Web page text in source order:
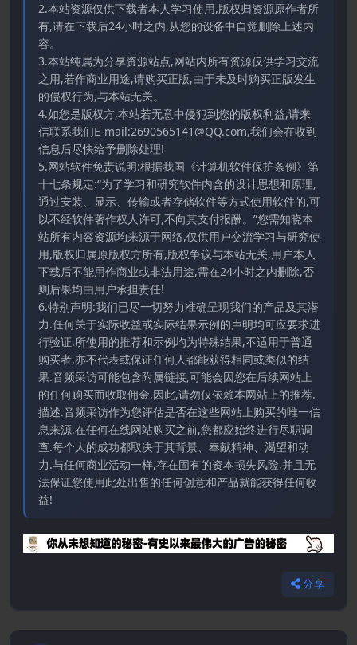
2.本站资源仅供下载者本人学习使用,版权归资源原作者所
有,请在下载后24小时之内,从您的设备中自觉删除上述内
容。
3.本站纯属为分享资源站点,网站内所有资源仅供学习交流
之用,若作商业用途,请购买正版,由于未及时购买正版发生
的侵权行为,与本站无关。
4.如您是版权方,本站若无意中侵犯到您的版权利益,请来
信联系我们E-mail:2690565141@QQ.com,我们会在收到
信息后尽快给予删除处理!
5.网站软件免责说明:根据我国《计算机软件保护条例》第
十七条规定:“为了学习和研究软件内含的设计思想和原理,
通过安装、显示、传输或者存储软件等方式使用软件的,可
以不经软件著作权人许可,不向其支付报酬。”您需知晓本
站所有内容资源均来源于网络,仅供用户交流学习与研究使
用,版权归属原版权方所有,版权争议与本站无关,用户本人
下载后不能用作商业或非法用途,需在24小时之内删除,否
则后果均由用户承担责任!
6.特别声明:我们已尽一切努力准确呈现我们的产品及其潜
力.任何关于实际收益或实际结果示例的声明均可应要求进
行验证.所使用的推荐和示例均为特殊结果,不适用于普通
购买者,亦不代表或保证任何人都能获得相同或类似的结
果.音频采访可能包含附属链接,可能会因您在后续网站上
的任何购买而收取佣金.因此,请勿仅依赖本网站上的推荐.
描述.音频采访作为您评估是否在这些网站上购买的唯一信
息来源.在任何在线网站购买之前,您都应始终进行尽职调
查.每个人的成功都取决于其背景、奉献精神、渴望和动
力.与任何商业活动一样,存在固有的资本损失风险,并且无
法保证您使用此处出售的任何创意和产品就能获得任何收
益!
分享